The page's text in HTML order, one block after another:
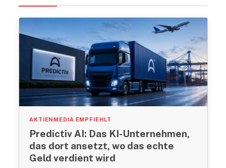
AKTIENMEDIA EMPFIEHLT
Predictiv AI: Das KI-Unternehmen,
das dort ansetzt, wo das echte
Geld verdient wird